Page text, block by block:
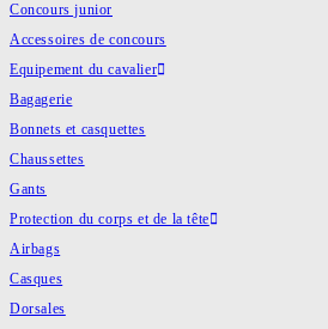
Concours junior
Accessoires de concours
Equipement du cavalier
Bagagerie
Bonnets et casquettes
Chaussettes
Gants
Protection du corps et de la tête
Airbags
Casques
Dorsales